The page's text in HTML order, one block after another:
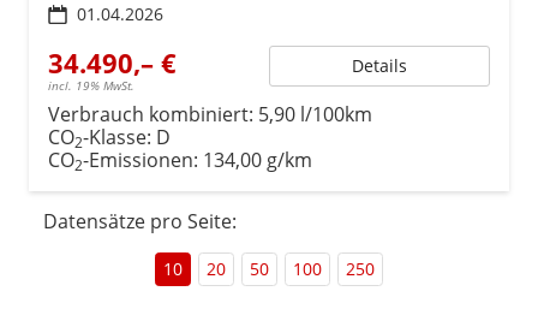
01.04.2026
34.490,– €
incl. 19% MwSt.
Details
Verbrauch kombiniert: 5,90 l/100km
CO2-Klasse: D
CO2-Emissionen: 134,00 g/km
Datensätze pro Seite:
10 20 50 100 250